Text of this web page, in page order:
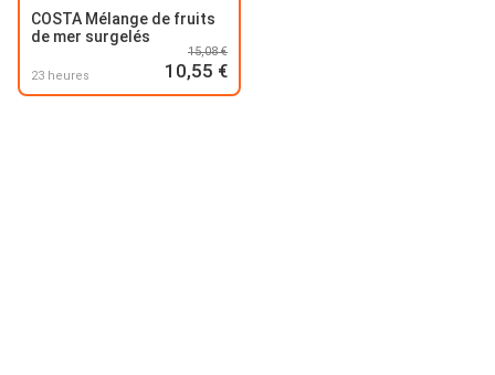
COSTA Mélange de fruits
de mer surgelés
23 heures
15,08 €
10,55 €